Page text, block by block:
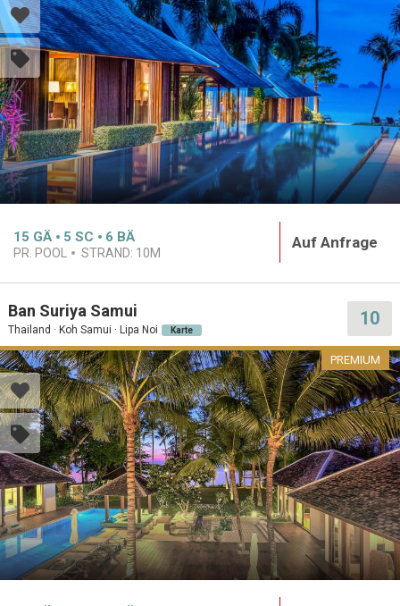
15 GÄ 5 SC 6 BÄ
PR. POOL STRAND: 10M
Auf Anfrage
Ban Suriya Samui
Thailand · Koh Samui · Lipa Noi Karte
10
PREMIUM